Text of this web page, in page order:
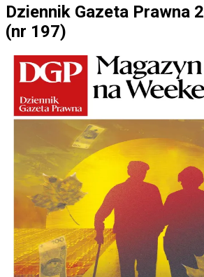
Dziennik Gazeta Prawna
(nr 197)